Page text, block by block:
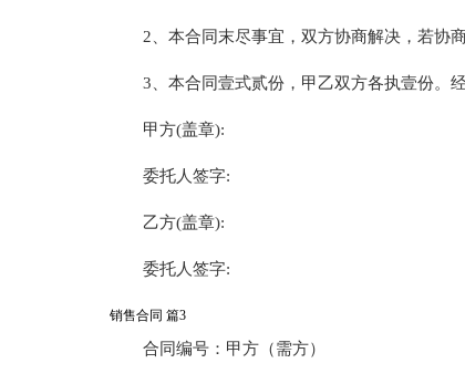
2、本合同末尽事宜，双方协商解决，若协
3、本合同壹式贰份，甲乙双方各执壹份。
甲方(盖章):
委托人签字:
乙方(盖章):
委托人签字:
销售合同 篇3
合同编号：甲方（需方）